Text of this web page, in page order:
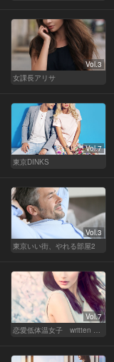
Vol.3
女課長アリサ
Vol.7
東京DINKS
Vol.3
東京いい街、やれる部屋2
Vol.7
恋愛低体温女子 written by 内埜さくら